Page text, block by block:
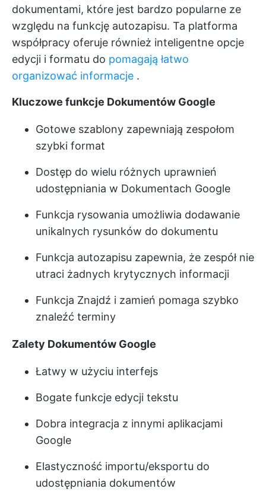
dokumentami, które jest bardzo popularne ze
względu na funkcję autozapisu. Ta platforma
współpracy oferuje również inteligentne opcje
edycji i formatu do pomagają łatwo
organizować informacje .
Kluczowe funkcje Dokumentów Google
Gotowe szablony zapewniają zespołom
szybki format
Dostęp do wielu różnych uprawnień
udostępniania w Dokumentach Google
Funkcja rysowania umożliwia dodawanie
unikalnych rysunków do dokumentu
Funkcja autozapisu zapewnia, że zespół nie
utraci żadnych krytycznych informacji
Funkcja Znajdź i zamień pomaga szybko
znaleźć terminy
Zalety Dokumentów Google
Łatwy w użyciu interfejs
Bogate funkcje edycji tekstu
Dobra integracja z innymi aplikacjami
Google
Elastyczność importu/eksportu do
udostępniania dokumentów